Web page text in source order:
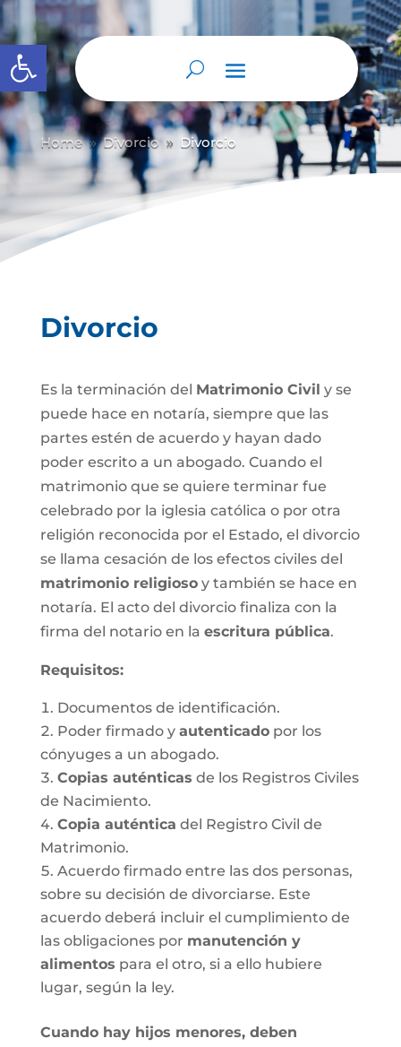
Abrir barra de herramientas
Home 9 Divorcio 9 Divorcio
Divorcio
Es la terminación del Matrimonio Civil y se
puede hace en notaría, siempre que las
partes estén de acuerdo y hayan dado
poder escrito a un abogado. Cuando el
matrimonio que se quiere terminar fue
celebrado por la iglesia católica o por otra
religión reconocida por el Estado, el divorcio
se llama cesación de los efectos civiles del
matrimonio religiosoy también se hace en
notaría. El acto del divorcio finaliza con la
firma del notario en la escritura pública.
Requisitos:
Documentos de identificación.
Poder firmado y autenticadopor los
cónyuges a un abogado.
Copias auténticas de los Registros Civiles
de Nacimiento.
Copia auténtica del Registro Civil de
Matrimonio.
Acuerdo firmado entre las dos personas,
sobre su decisión de divorciarse. Este
acuerdo deberá incluir el cumplimiento de
las obligaciones por manutención y
alimentos para el otro, si a ello hubiere
lugar, según la ley.
Cuando hay hijos menores, deben